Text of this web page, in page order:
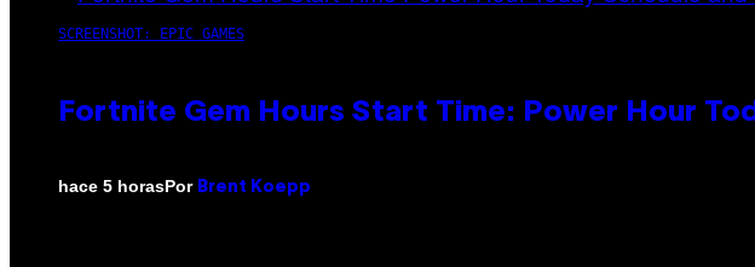
SCREENSHOT: EPIC GAMES
Fortnite Gem Hours Start Time: Power Hour
hace 5 horasPor Brent Koepp